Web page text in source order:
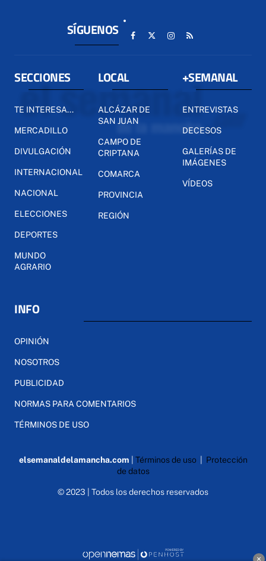
SÍGUENOS
SECCIONES
TE INTERESA...
MERCADILLO
DIVULGACIÓN
INTERNACIONAL
NACIONAL
ELECCIONES
DEPORTES
MUNDO
AGRARIO
LOCAL
ALCÁZAR DE
SAN JUAN
CAMPO DE
CRIPTANA
COMARCA
PROVINCIA
REGIÓN
+SEMANAL
ENTREVISTAS
DECESOS
GALERÍAS DE
IMÁGENES
VÍDEOS
INFO
OPINIÓN
NOSOTROS
PUBLICIDAD
NORMAS PARA COMENTARIOS
TÉRMINOS DE USO
elsemanaldelamancha.com Términos de uso| Protección
de datos
© 2023 | Todos los derechos reservados
×